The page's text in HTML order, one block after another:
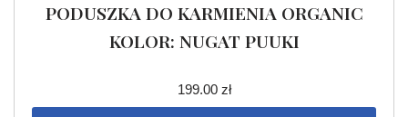
PODUSZKA DO KARMIENIA ORGANIC
KOLOR: NUGAT PUUKI
199.00 zł